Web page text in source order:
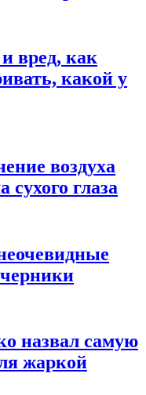
вред, как
какой у
воздуха
сухого глаза
назвал самую
жаркой